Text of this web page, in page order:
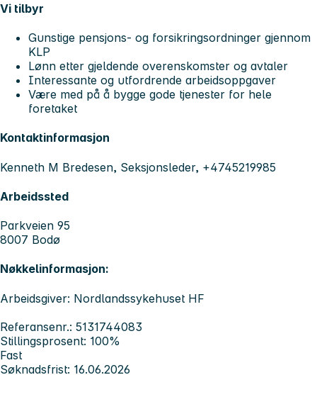
Vi tilbyr
Gunstige pensjons- og forsikringsordninger gjennom
KLP
Lønn etter gjeldende overenskomster og avtaler
Interessante og utfordrende arbeidsoppgaver
Være med på å bygge gode tjenester for hele
foretaket
Kontaktinformasjon
Kenneth M Bredesen, Seksjonsleder, +4745219985
Arbeidssted
Parkveien 95
8007 Bodø
Nøkkelinformasjon:
Arbeidsgiver: Nordlandssykehuset HF
Referansenr.: 5131744083
Stillingsprosent: 100%
Fast
Søknadsfrist: 16.06.2026